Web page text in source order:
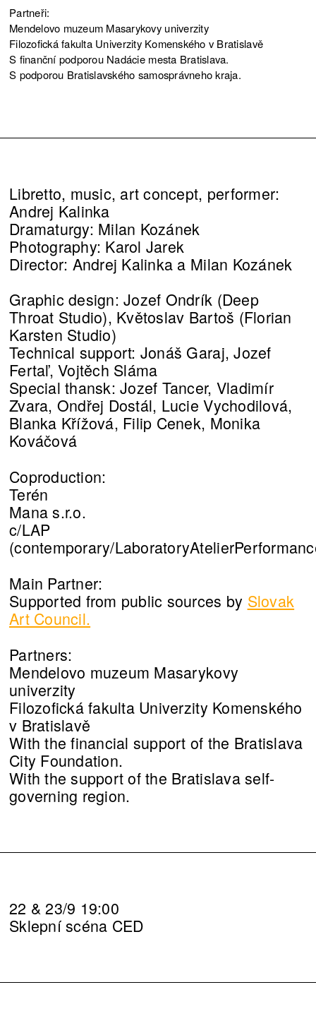
Partneři:
Mendelovo muzeum Masarykovy univerzity
Filozofická fakulta Univerzity Komenského v Bratislavě
S finanční podporou Nadácie mesta Bratislava.
S podporou Bratislavského samosprávneho kraja.
Libretto, music, art concept, performer:
Andrej Kalinka
Dramaturgy: Milan Kozánek
Photography: Karol Jarek
Director: Andrej Kalinka a Milan Kozánek
Graphic design: Jozef Ondrík (Deep
Throat Studio), Květoslav Bartoš (Florian
Karsten Studio)
Technical support: Jonáš Garaj, Jozef
Fertaľ, Vojtěch Sláma
Special thansk: Jozef Tancer, Vladimír
Zvara, Ondřej Dostál, Lucie Vychodilová,
Blanka Křížová, Filip Cenek, Monika
Kováčová
Coproduction:
Terén
Mana s.r.o.
c/LAP
(contemporary/
Main Partner:
Supported from public sources by Slovak
Art Council.
Partners:
Mendelovo muzeum Masarykovy
univerzity
Filozofická fakulta Univerzity Komenského
v Bratislavě
With the financial support of the Bratislava
City Foundation.
With the support of the Bratislava self-
governing region.
22 & 23/9 19:00
Sklepní scéna CED